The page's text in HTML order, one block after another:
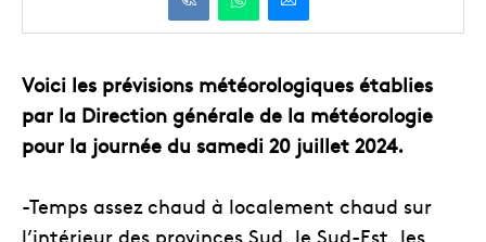
Voici les prévisions météorologiques établies
par la Direction générale de la météorologie
pour la journée du samedi 20 juillet 2024.
-Temps assez chaud à localement chaud sur
l’intérieur des provinces Sud, le Sud-Est, les